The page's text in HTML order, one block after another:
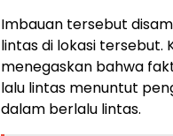
Imbauan tersebut
lintas di lokasi tersebut.
menegaskan bahwa
lalu lintas menuntut
dalam berlalu lintas.